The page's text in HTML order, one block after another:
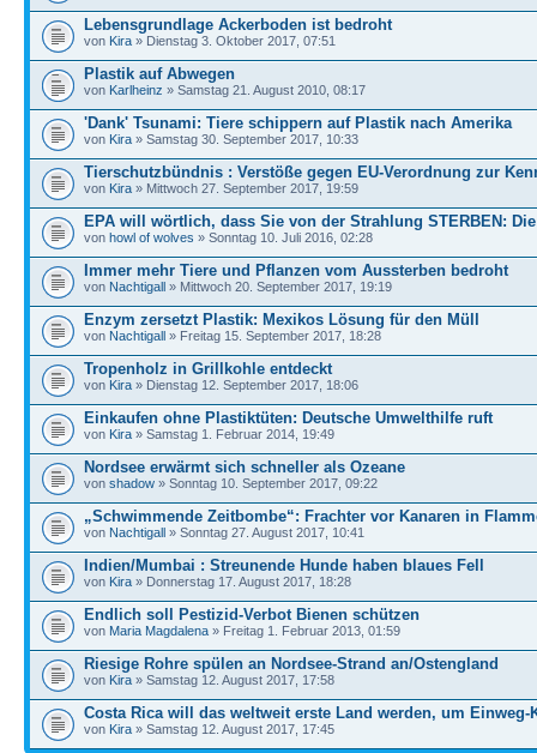
Lebensgrundlage Ackerboden ist bedroht
von Kira » Dienstag 3. Oktober 2017, 07:51
Plastik auf Abwegen
von Karlheinz » Samstag 21. August 2010, 08:17
'Dank' Tsunami: Tiere schippern auf Plastik nach Amerika
von Kira » Samstag 30. September 2017, 10:33
Tierschutzbündnis : Verstöße gegen EU-Verordnung zur
von Kira » Mittwoch 27. September 2017, 19:59
EPA will wörtlich, dass Sie von der Strahlung STERBEN:
von howl of wolves » Sonntag 10. Juli 2016, 02:28
Immer mehr Tiere und Pflanzen vom Aussterben bedroht
von Nachtigall » Mittwoch 20. September 2017, 19:19
Enzym zersetzt Plastik: Mexikos Lösung für den Müll
von Nachtigall » Freitag 15. September 2017, 18:28
Tropenholz in Grillkohle entdeckt
von Kira » Dienstag 12. September 2017, 18:06
Einkaufen ohne Plastiktüten: Deutsche Umwelthilfe ruft
von Kira » Samstag 1. Februar 2014, 19:49
Nordsee erwärmt sich schneller als Ozeane
von shadow » Sonntag 10. September 2017, 09:22
„Schwimmende Zeitbombe“: Frachter vor Kanaren in
von Nachtigall » Sonntag 27. August 2017, 10:41
Indien/Mumbai : Streunende Hunde haben blaues Fell
von Kira » Donnerstag 17. August 2017, 18:28
Endlich soll Pestizid-Verbot Bienen schützen
von Maria Magdalena » Freitag 1. Februar 2013, 01:59
Riesige Rohre spülen an Nordsee-Strand an/Ostengland
von Kira » Samstag 12. August 2017, 17:58
Costa Rica will das weltweit erste Land werden, um Einweg-
von Kira » Samstag 12. August 2017, 17:45